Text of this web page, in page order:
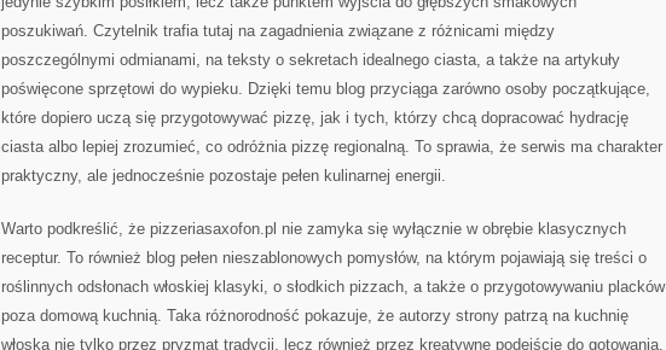
poszukiwań. Czytelnik trafia tutaj na zagadnienia związane z różnicami między
poszczególnymi odmianami, na teksty o sekretach idealnego ciasta, a także na artykuły
poświęcone sprzętowi do wypieku. Dzięki temu blog przyciąga zarówno osoby początkujące,
które dopiero uczą się przygotowywać pizzę, jak i tych, którzy chcą dopracować hydrację
ciasta albo lepiej zrozumieć, co odróżnia pizzę regionalną. To sprawia, że serwis ma charakter
praktyczny, ale jednocześnie pozostaje pełen kulinarnej energii.
Warto podkreślić, że pizzeriasaxofon.pl nie zamyka się wyłącznie w obrębie klasycznych
receptur. To również blog pełen nieszablonowych pomysłów, na którym pojawiają się treści o
roślinnych odsłonach włoskiej klasyki, o słodkich pizzach, a także o przygotowywaniu placków
poza domową kuchnią. Taka różnorodność pokazuje, że autorzy strony patrzą na kuchnię
włoską nie tylko przez pryzmat tradycji, lecz również przez kreatywne podejście do gotowania.